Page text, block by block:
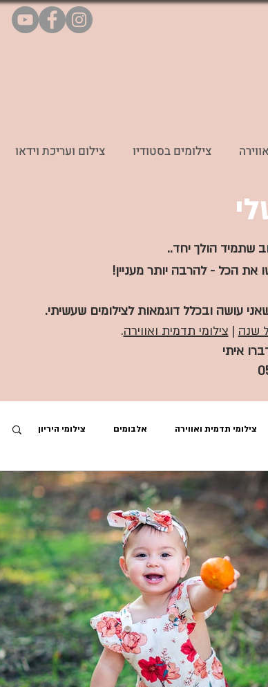
צילומים בסטודיו צילום ועריכת וידאו
שתמיד הולך יחד..
את הכל - להרבה יותר מעניין!
עושה ובכלל דוגמאות לצילומים שעשיתי.
שנה | צילומי תדמית ואווירה.
איתי
צילומי תדמית ואווירה אלבומים צילומי היריון